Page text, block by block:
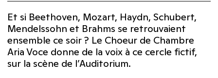
Et si Beethoven, Mozart, Haydn, Schubert,
Mendelssohn et Brahms se retrouvaient
ensemble ce soir ? Le Choeur de Chambre
Aria Voce donne de la voix à ce cercle fictif,
sur la scène de l’Auditorium.